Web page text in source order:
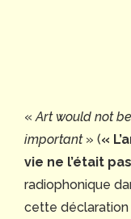
«Art would not
important» («
vie ne l’était
radiophonique
cette déclaration